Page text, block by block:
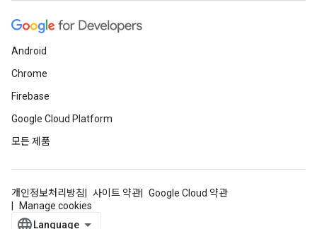
Android
Chrome
Firebase
Google Cloud Platform
모든 제품
개인정보처리방침 사이트 약관
Google Cloud 약관
Manage cookies